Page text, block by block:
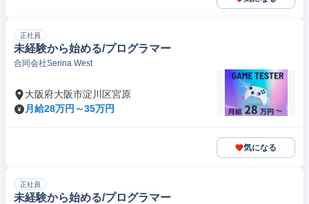
正社員
未経験から始める/プログラマー
合同会社Serina West
大阪府大阪市淀川区宮原
月給28万円～35万円
気になる
正社員
未経験から始める/プログラマー